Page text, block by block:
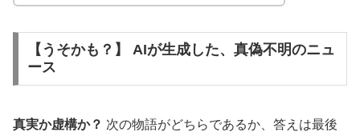
【うそかも？】 AIが生成した、真偽不明のニュ
ース
真実か虚構か？ 次の物語がどちらであるか、答えは最後